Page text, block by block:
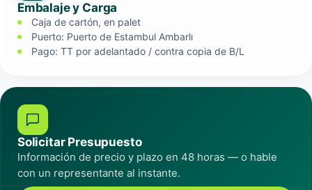
Embalaje y Carga
Caja de cartón, en palet
Puerto: Puerto de Estambul Ambarlı
Pago: TT por adelantado / contra copia de B/L
Solicitar Presupuesto
Información de precio y plazo en 48 horas — o hable
con un representante al instante.